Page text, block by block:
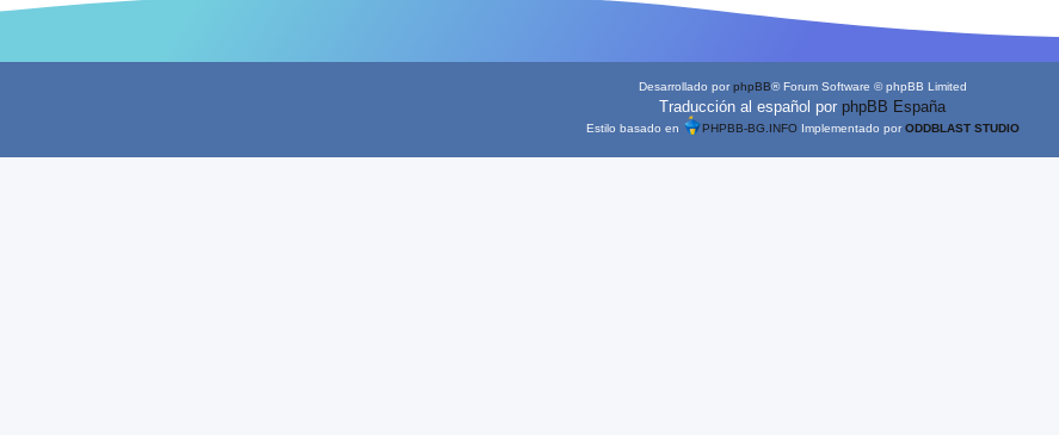
Desarrollado porphpBB® Forum Software © phpBB Limited
Traducción al español por phpBB España
Estilo basado en PHPBB-BG.INFOImplementado porODDBLAST STUDIO